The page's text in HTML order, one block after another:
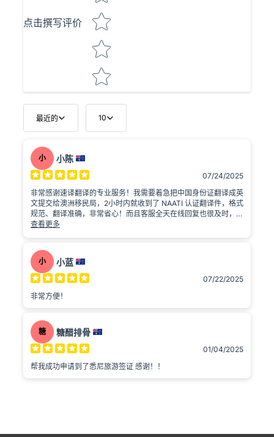
点击撰写评价
最近的 10
小 小陈
07/24/2025
非常感谢速译翻译的专业服务！我需要着急把中国身份证翻译成英
文提交给澳洲移民局，2小时内就收到了 NAATI 认证翻译件，格式
规范、翻译准确，非常省心！而且客服全天在线回复也很及时，推
荐给需要官方翻译的朋友！
查看更多
小 小蓝
07/22/2025
非常方便！
糖 糖醋排骨
01/04/2025
帮我成功申请到了悉尼旅游签证 感谢！！